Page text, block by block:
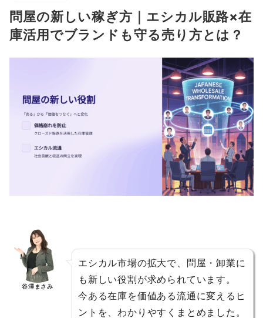
問屋の新しい稼ぎ方｜エシカル販路×在
庫活用でブランドも守る売り方とは？
谷澤まさみ
エシカル市場の拡大で、問屋・卸業に
も新しい役割が求められています。
今ある在庫を価値ある流通に変えるヒ
ントを、わかりやすくまとめました。